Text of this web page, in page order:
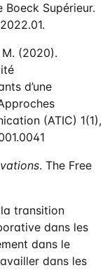
Boeck Supérieur.
(2020).
d’une
(ATIC) 1(1),
. The Free
transition
dans les
dans le
dans les